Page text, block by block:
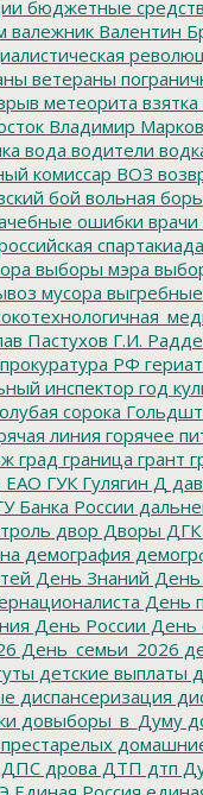
бюджетные
валежник Валентин
ветераны
метеорита взятка
Владимир
вода водители
комиссар ВОЗ
бой вольная
ошибки врачи
выборы мэра
мусора
Пастухов Г.И. Радде
РФ
инспектор год
сорока
линия горячее
град граница грант
ЕАО ГУК Гулягин Д
Банка России
двор Дворы ДГК
демография
День Знаний
День
День России День
День_семьи_2026
детские выплаты
диспансеризация
довыборы_в_Думу
ДПС дрова ДТП дтп